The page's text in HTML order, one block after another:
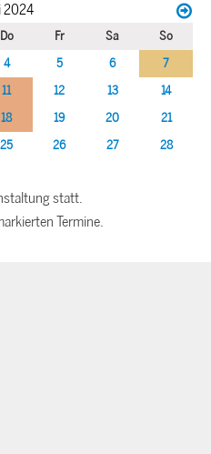
2024
Do Fr Sa
So
4 5 6
7
11 12 13
14
18 19 20
21
25 26 27
28
statt.
Termine.